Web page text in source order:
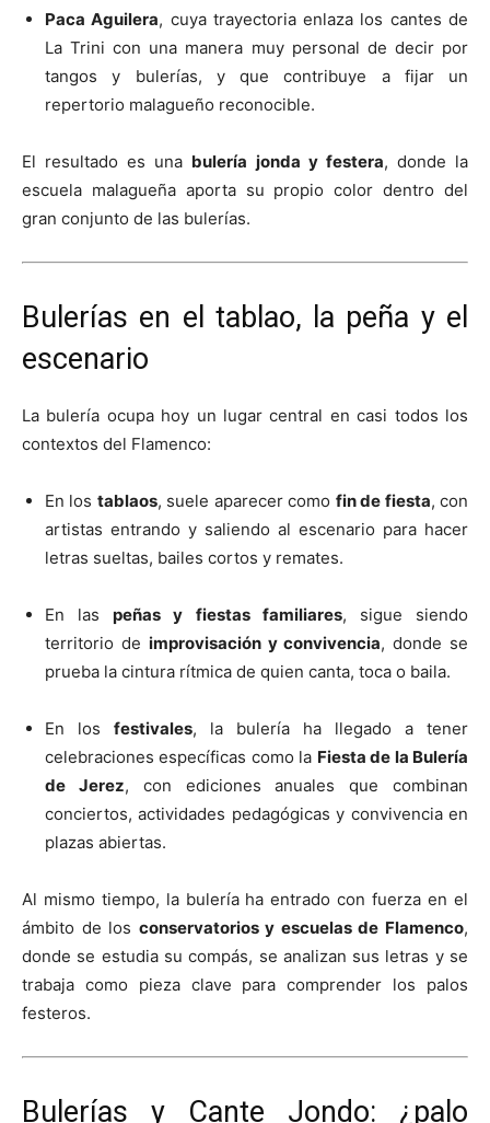
Paca Aguilera, cuya trayectoria enlaza los cantes de
La Trini con una manera muy personal de decir por
tangos y bulerías, y que contribuye a fijar un
repertorio malagueño reconocible.
El resultado es una bulería jonda y festera, donde la
escuela malagueña aporta su propio color dentro del
gran conjunto de las bulerías.
Bulerías en el tablao, la peña y el
escenario
La bulería ocupa hoy un lugar central en casi todos los
contextos del Flamenco:
En los tablaos, suele aparecer como fin de fiesta, con
artistas entrando y saliendo al escenario para hacer
letras sueltas, bailes cortos y remates.
En laspeñas y fiestas familiares, sigue siendo
territorio de improvisación y convivencia, donde se
prueba la cintura rítmica de quien canta, toca o baila.
En los festivales, la bulería ha llegado a tener
celebraciones específicas como la Fiesta de la Bulería
de Jerez, con ediciones anuales que combinan
conciertos, actividades pedagógicas y convivencia en
plazas abiertas.
Al mismo tiempo, la bulería ha entrado con fuerza en el
ámbito de los conservatorios y escuelas de Flamenco,
donde se estudia su compás, se analizan sus letras y se
trabaja como pieza clave para comprender los palos
festeros.
Bulerías y Cante Jondo: ¿palo